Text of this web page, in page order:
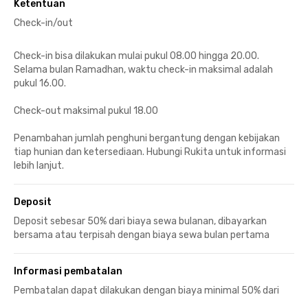
Ketentuan
Check-in/out
Check-in bisa dilakukan mulai pukul 08.00 hingga 20.00.
Selama bulan Ramadhan, waktu check-in maksimal adalah
pukul 16.00.
Check-out maksimal pukul 18.00
Penambahan jumlah penghuni bergantung dengan kebijakan
tiap hunian dan ketersediaan. Hubungi Rukita untuk informasi
lebih lanjut.
Deposit
Deposit sebesar 50% dari biaya sewa bulanan, dibayarkan
bersama atau terpisah dengan biaya sewa bulan pertama
Informasi pembatalan
Pembatalan dapat dilakukan dengan biaya minimal 50% dari